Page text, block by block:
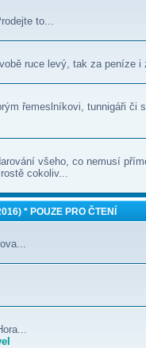
to...
ruce levý, tak za peníze i
řemeslníkovi, tunnigáři či
všeho, co nemusí
cokoliv...
* POUZE PRO ČTENÍ